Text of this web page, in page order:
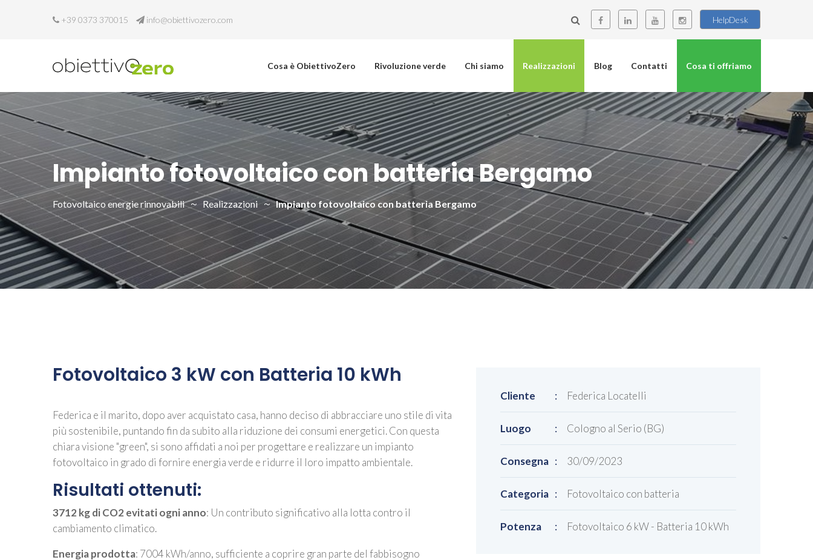
+39 0373 370015 info@obiettivozero.com HelpDesk
Cosa è ObiettivoZero Rivoluzione verde Chi siamo Realizzazioni Blog Contatti Cosa ti offriamo
Impianto fotovoltaico con batteria Bergamo
Fotovoltaico energie rinnovabili Realizzazioni Impianto fotovoltaico con batteria Bergamo
Fotovoltaico 3 kW con Batteria 10 kWh
Federica e il marito, dopo aver acquistato casa, hanno deciso di abbracciare uno stile di vita
più sostenibile, puntando fin da subito alla riduzione dei consumi energetici. Con questa
chiara visione "green", si sono affidati a noi per progettare e realizzare un impianto
fotovoltaico in grado di fornire energia verde e ridurre il loro impatto ambientale.
Risultati ottenuti:
3712 kg di CO2 evitati ogni anno: Un contributo significativo alla lotta contro il
cambiamento climatico.
Energia prodotta: 7004 kWh/anno, sufficiente a coprire gran parte del fabbisogno
Cliente : Federica Locatelli
Luogo : Cologno al Serio (BG)
Consegna : 30/09/2023
Categoria : Fotovoltaico con batteria
Potenza : Fotovoltaico 6 kW - Batteria 10 kWh